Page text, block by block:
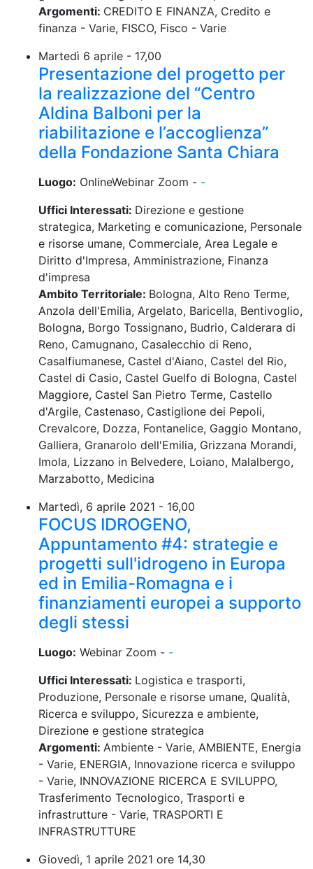
Argomenti: CREDITO E FINANZA, Credito e
finanza - Varie, FISCO, Fisco - Varie
Martedì 6 aprile - 17,00
Presentazione del progetto per
la realizzazione del “Centro
Aldina Balboni per la
riabilitazione e l’accoglienza”
della Fondazione Santa Chiara
Luogo: OnlineWebinar Zoom - -
Uffici Interessati: Direzione e gestione
strategica, Marketing e comunicazione, Personale
e risorse umane, Commerciale, Area Legale e
Diritto d'Impresa, Amministrazione, Finanza
d'impresa
Ambito Territoriale: Bologna, Alto Reno Terme,
Anzola dell'Emilia, Argelato, Baricella, Bentivoglio,
Bologna, Borgo Tossignano, Budrio, Calderara di
Reno, Camugnano, Casalecchio di Reno,
Casalfiumanese, Castel d'Aiano, Castel del Rio,
Castel di Casio, Castel Guelfo di Bologna, Castel
Maggiore, Castel San Pietro Terme, Castello
d'Argile, Castenaso, Castiglione dei Pepoli,
Crevalcore, Dozza, Fontanelice, Gaggio Montano,
Galliera, Granarolo dell'Emilia, Grizzana Morandi,
Imola, Lizzano in Belvedere, Loiano, Malalbergo,
Marzabotto, Medicina
Martedì, 6 aprile 2021 - 16,00
FOCUS IDROGENO,
Appuntamento #4: strategie e
progetti sull'idrogeno in Europa
ed in Emilia-Romagna e i
finanziamenti europei a supporto
degli stessi
Luogo: Webinar Zoom - -
Uffici Interessati: Logistica e trasporti,
Produzione, Personale e risorse umane, Qualità,
Ricerca e sviluppo, Sicurezza e ambiente,
Direzione e gestione strategica
Argomenti: Ambiente - Varie, AMBIENTE, Energia
- Varie, ENERGIA, Innovazione ricerca e sviluppo
- Varie, INNOVAZIONE RICERCA E SVILUPPO,
Trasferimento Tecnologico, Trasporti e
infrastrutture - Varie, TRASPORTI E
INFRASTRUTTURE
Giovedì, 1 aprile 2021 ore 14,30